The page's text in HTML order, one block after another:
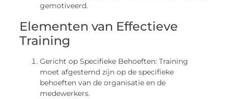
gemotiveerd.
Elementen van Effectieve
Training
Gericht op Specifieke Behoeften: Training
moet afgestemd zijn op de specifieke
behoeften van de organisatie en de
medewerkers.